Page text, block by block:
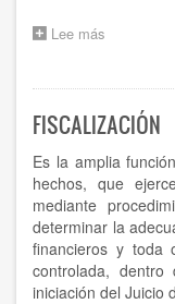
Lee más
CUENTAS
FISCALIZACIÓN
Es la amplia
hechos, que
mediante
determinar la
financieros y toda
controlada,
iniciación del Juicio